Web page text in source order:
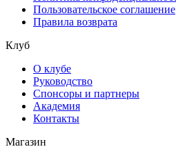
Пользовательское соглашение
Правила возврата
Клуб
О клубе
Руководство
Спонсоры и партнеры
Академия
Контакты
Магазин